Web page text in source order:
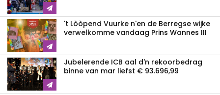
't Lòòpend Vuurke n'en de Berregse wijke
verwelkomme vandaag Prins Wannes III
Jubelerende ICB aal d'n rekoorbedrag
binne van mar liefst € 93.696,99